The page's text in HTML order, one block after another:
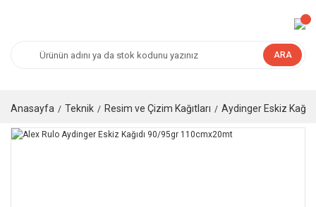
ARA
Anasayfa Teknik Resim ve Çizim Kağıtları Aydinger Eskiz